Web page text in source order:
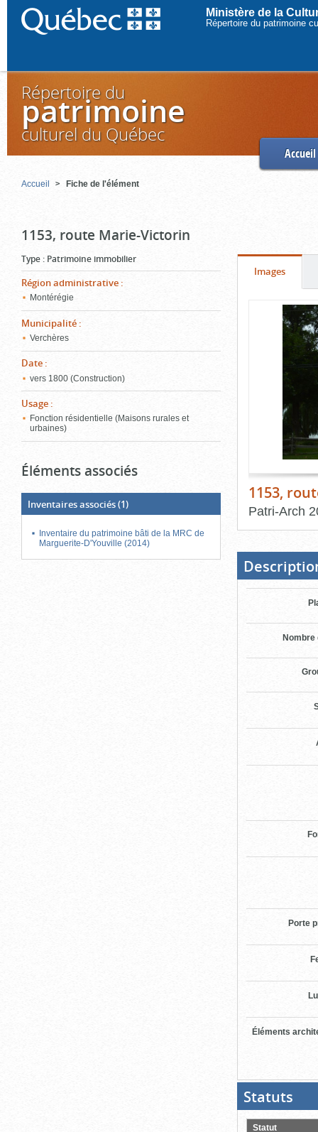
Ministère de la
Répertoire du patrimoine
Répertoire du
patrimoine
culturel du Québec
Accueil
Accueil Fiche de l'élément
1153, route Marie-Victorin
Type : Patrimoine immobilier
Région administrative :
Montérégie
Municipalité :
Verchères
Date :
vers 1800 (Construction)
Usage :
Fonction résidentielle (Maisons rurales et
urbaines)
Éléments associés
Inventaires associés(1)
Inventaire du patrimoine bâti de la MRC de
Marguerite-D'Youville (2014)
Onglet
Images(cliquer
pour
voir
le
Contenu
l'onglet
Images
1153,
Patri-Arch
bloc
d'onglets
Nombre
Porte
Éléments
Statuts
pour
Statut